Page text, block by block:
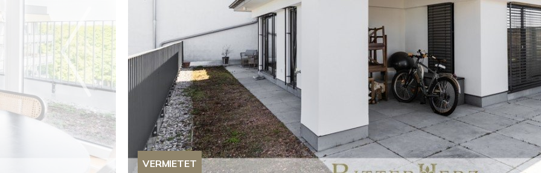
VERMIETET